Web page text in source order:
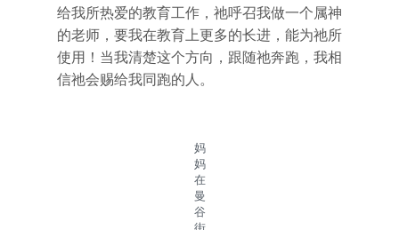
给我所热爱的教育工作，祂呼召我做一个属神
的老师，要我在教育上更多的长进，能为祂所
使用！当我清楚这个方向，跟随祂奔跑，我相
信祂会赐给我同跑的人。
妈
妈
在
曼
谷
街